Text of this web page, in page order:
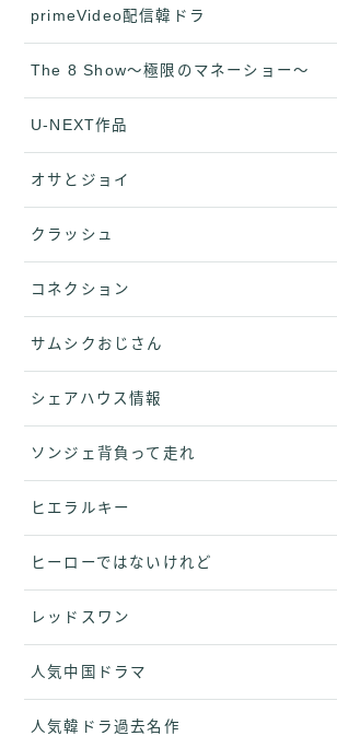
primeVideo配信韓ドラ
The 8 Show〜極限のマネーショー〜
U-NEXT作品
オサとジョイ
クラッシュ
コネクション
サムシクおじさん
シェアハウス情報
ソンジェ背負って走れ
ヒエラルキー
ヒーローではないけれど
レッドスワン
人気中国ドラマ
人気韓ドラ過去名作